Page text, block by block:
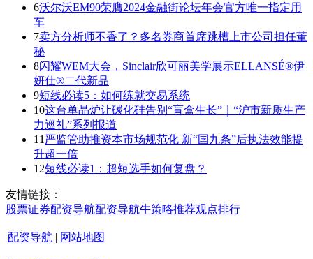
6沃尔沃EM90荣膺2024金融街论坛年会官方唯一指定用
车
7卖方分析师不香了？多名券商首席跳槽上市公司担任董
秘
8闪耀WEM大会，Sinclair欣可丽美学展示ELLANSÉ®伊
妍仕®二代新品
9短线必读5：如何练就交易系统
10这台单晶炉让碳化硅告别“盲盒生长”｜“沪市新质生产
力巡礼”系列报道
11 严监管助推资本市场规范化 新“国九条”后执法效能提
升超一倍
12短线必读1：超短选手如何复盘？
友情链接：
股票证券配资导航配资导航牛策略推荐观点排行
配资导航 | 网站地图